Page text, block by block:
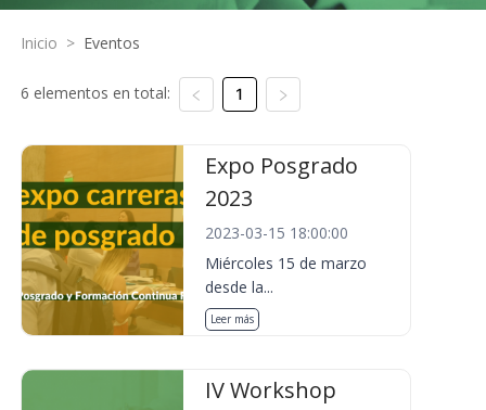
Inicio > Eventos
6 elementos en total: 1
Expo Posgrado
2023
2023-03-15 18:00:00
Miércoles 15 de marzo
desde la...
Leer más
IV Workshop